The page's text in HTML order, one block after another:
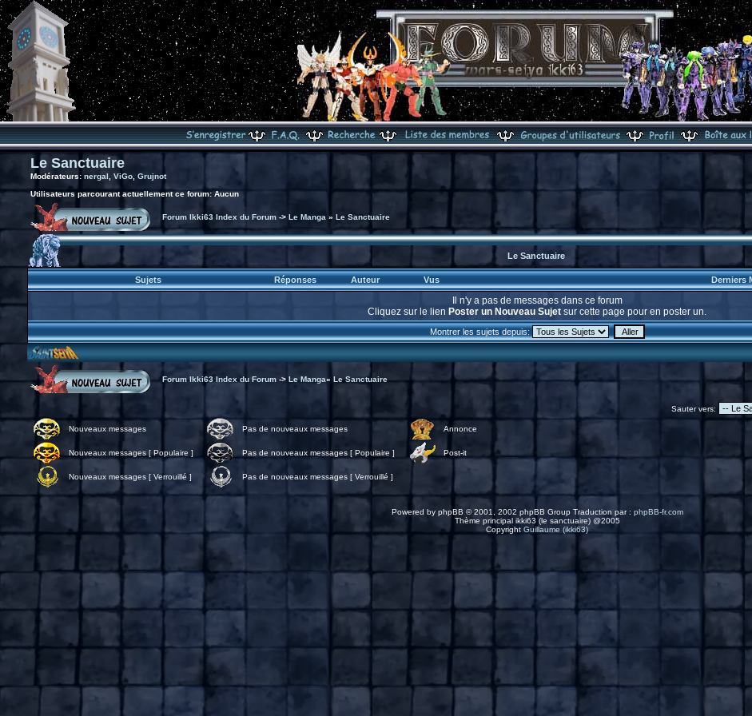
Le Sanctuaire
Modérateurs: nergal ViGo Grujnot
Utilisateurs parcourant actuellement ce forum: Aucun
Forum Ikki63 Index du Forum -> Le Manga » Le Sanctuaire
Le Sanctuaire
Sujets Réponses Auteur Vus Derniers
Il n'y a pas de messages dans ce forum
Cliquez sur le lien Poster un Nouveau Sujet sur cette page pour en poster un.
Montrer les sujets depuis:
Forum Ikki63 Index du Forum -> Le Manga» Le Sanctuaire
Sauter vers:
Nouveaux messages Pas de nouveaux messages Annonce
Nouveaux messages [ Populaire ] Pas de nouveaux messages [ Populaire ] Post-it
Nouveaux messages [ Verrouillé ] Pas de nouveaux messages [ Verrouillé ]
Powered by phpBB © 2001, 2002 phpBB Group Traduction par : phpBB-fr.com
Thème principal ikki63 (le sanctuaire) @2005
Copyright Guillaume (ikki63)